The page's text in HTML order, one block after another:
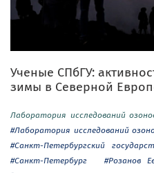
Ученые СПбГУ:
зимы в Северной
Лаборатория исследований
#Лаборатория исследований
#Санкт-Петербургский
#Санкт-Петербург
#Розанов